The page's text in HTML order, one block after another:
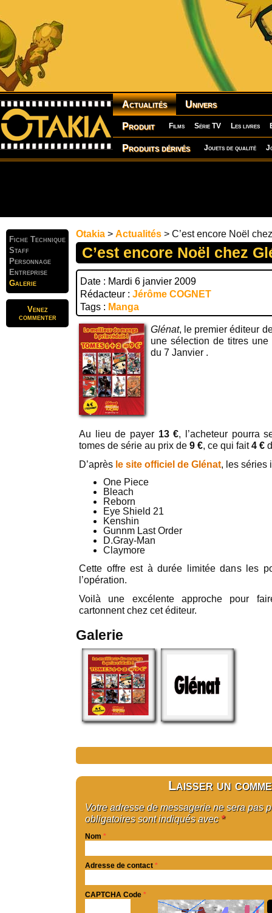
Actualités Univers
Produit Films Série TV Les livres
Produits dérivés Jouets de qualité
Fiche Technique
Staff
Personnage
Entreprise
Galerie
Venez
commenter
Otakia > Actualités > C’est encore Noël
C’est encore Noël chez
Date : Mardi 6 janvier 2009
Rédacteur : Jérôme COGNET
Tags : Manga
Glénat, le premier éditeur
une sélection de titres
du 7 Janvier .
Au lieu de payer 13 €, l’acheteur pourra
tomes de série au prix de 9 €, ce qui fait4 €
D’après le site officiel de Glénat, les séries
One Piece
Bleach
Reborn
Eye Shield 21
Kenshin
Gunnm Last Order
D.Gray-Man
Claymore
Cette offre est à durée limitée dans les
l’opération.
Voilà une excélente approche pour
cartonnent chez cet éditeur.
Galerie
Laisser un
Votre adresse de messagerie ne sera pas
obligatoires sont indiqués avec *
Nom *
Adresse de contact *
CAPTCHA Code *